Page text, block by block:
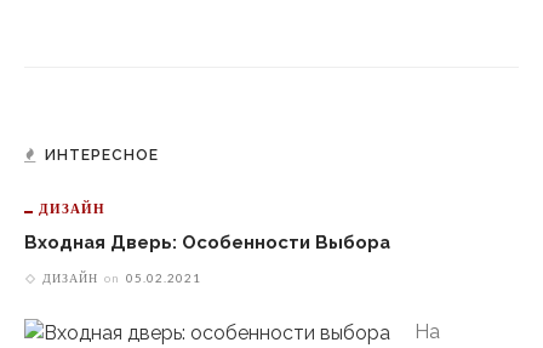
ИНТЕРЕСНОЕ
ДИЗАЙН
Входная Дверь: Особенности Выбора
ДИЗАЙН on 05.02.2021
На